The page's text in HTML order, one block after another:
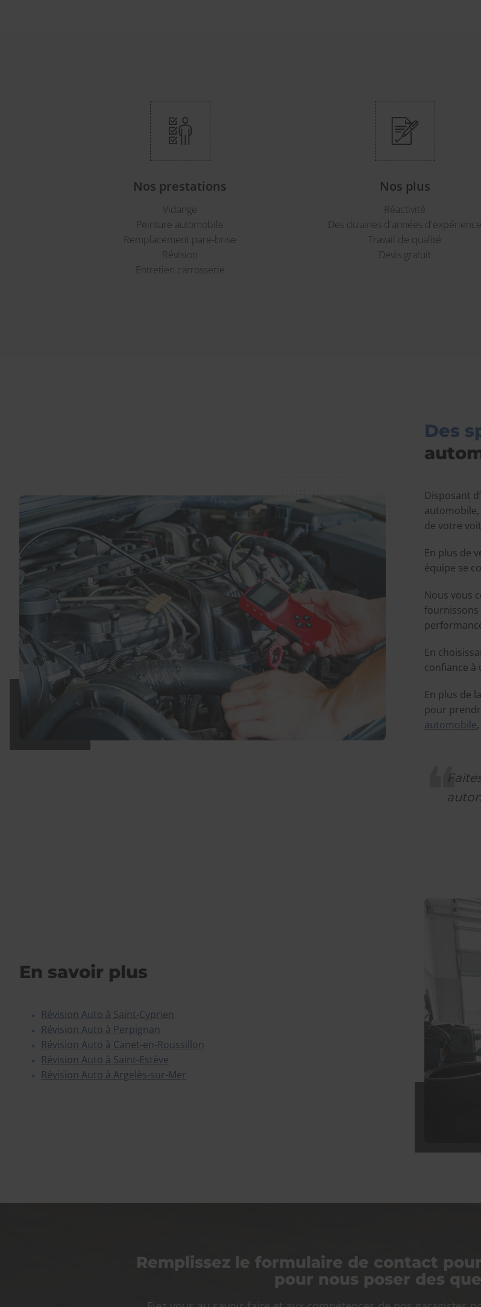
Nos prestations
Vidange
Peinture automobile
Remplacement pare-brise
Révision
Entretien carrosserie
Nos plus
Réactivité
Des dizaines d'années d'expérience
Travail de qualité
Devis gratuit
Des
Disposant
de votre
En plus de
équipe se
Nous vous
En
confiance à
En plus de
pour
automobile
En savoir plus
Révision Auto à Saint-Cyprien
Révision Auto à Perpignan
Révision Auto à Canet-en-Roussillon
Révision Auto à Saint-Estève
Révision Auto à Argelès-sur-Mer
Remplissez le formulaire de contact
pour nous poser des